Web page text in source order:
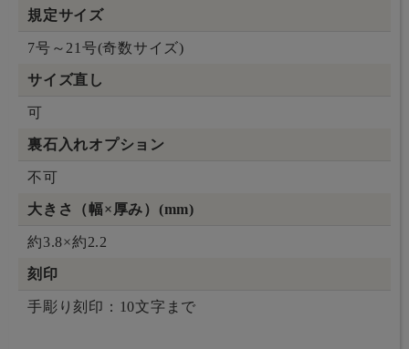
規定サイズ
7号～21号(奇数サイズ)
サイズ直し
可
裏石入れオプション
不可
大きさ（幅×厚み）(mm)
約3.8×約2.2
刻印
手彫り刻印：10文字まで